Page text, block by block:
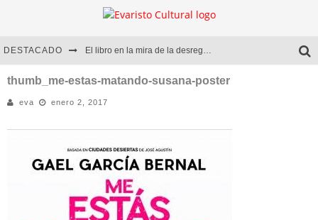
DESTACADO El libro en la mira de la desregulación
Marcelo Rubio | El llovedor
Diego Meret | Hotel Acapulco
thumb_me-estas-matando-susana-poster
eva enero 2, 2017